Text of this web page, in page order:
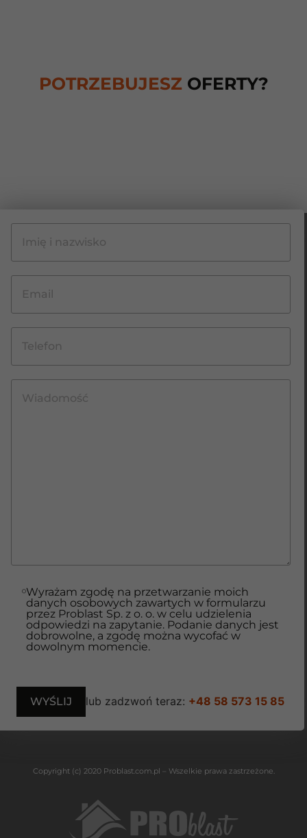
POTRZEBUJESZ OFERTY?
Wyrażam zgodę na przetwarzanie moich
danych osobowych zawartych w formularzu
przez Problast Sp. z o. o. w celu udzielenia
odpowiedzi na zapytanie. Podanie danych jest
dobrowolne, a zgodę można wycofać w
dowolnym momencie.
lub zadzwoń teraz: +48 58 573 15 85
Copyright (c) 2020 Problast.com.pl – Wszelkie prawa zastrzeżone.